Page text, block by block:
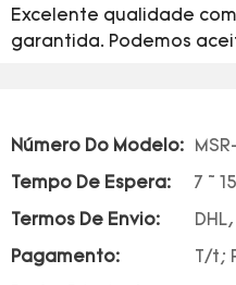
Excelente qualidade
garantida. Podemos
Número Do Modelo:
Tempo De Espera: 7 ~
Termos De Envio:
Pagamento: T/t;